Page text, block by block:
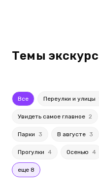
Темы
Все Переулки и улицы
Увидеть самое главное 2
Парки 3 В августе 3
Прогулки 4 Осенью 4
еще 8